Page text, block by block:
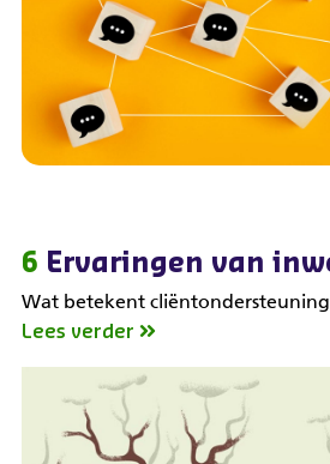
6 Ervaringen van
Wat betekent
Lees verder